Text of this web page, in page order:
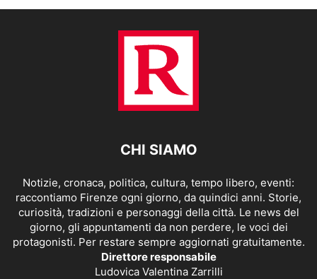
CHI SIAMO
Notizie, cronaca, politica, cultura, tempo libero, eventi:
raccontiamo Firenze ogni giorno, da quindici anni. Storie,
curiosità, tradizioni e personaggi della città. Le news del
giorno, gli appuntamenti da non perdere, le voci dei
protagonisti. Per restare sempre aggiornati gratuitamente.
Direttore responsabile
Ludovica Valentina Zarrilli